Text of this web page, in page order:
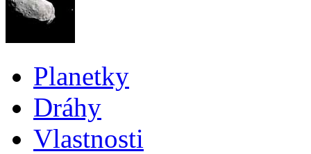
Planetky
Dráhy
Vlastnosti